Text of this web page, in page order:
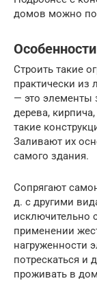
домов можно
Строить такие
практически
— это элементы
дерева,
такие
Заливают их
самого здания.
Сопрягают
д. с другими
исключительно
применении
нагруженности
потрескаться и
проживать в